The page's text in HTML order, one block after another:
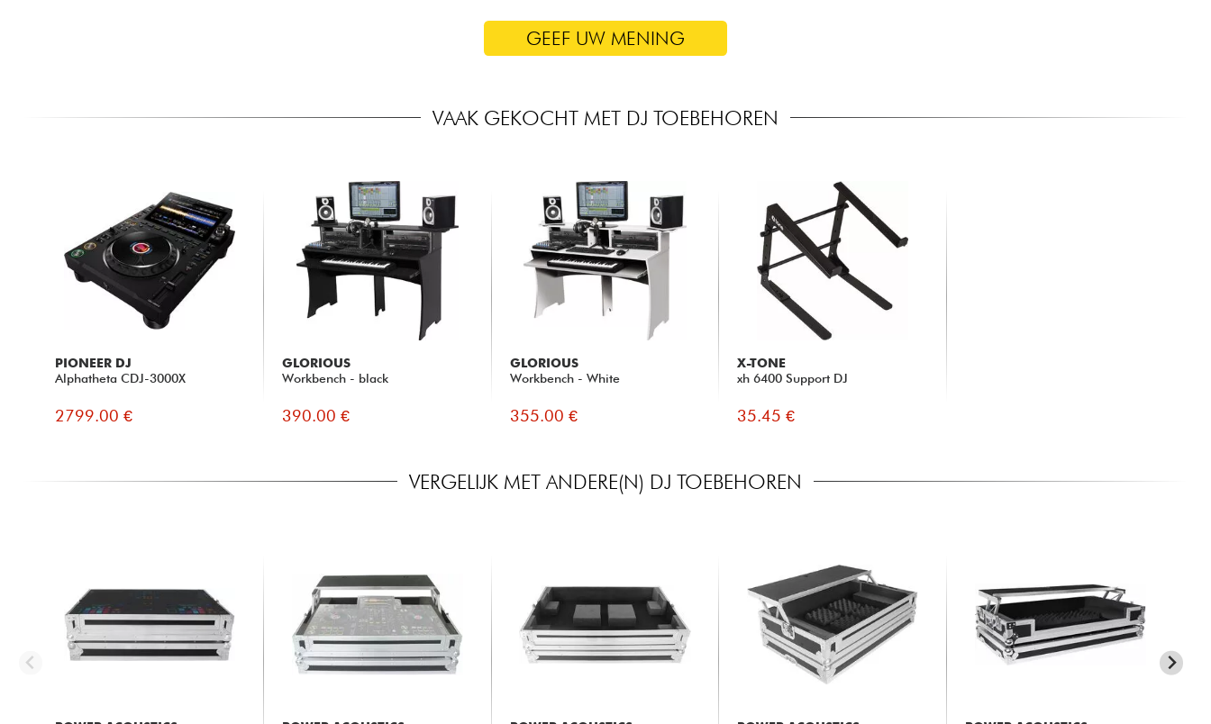
GEEF UW MENING
VAAK GEKOCHT MET DJ TOEBEHOREN
PIONEER DJ
Alphatheta CDJ-3000X
2799.00 €
GLORIOUS
Workbench - black
390.00 €
GLORIOUS
Workbench - White
355.00 €
X-TONE
xh 6400 Support DJ
35.45 €
VERGELIJK MET ANDERE(N) DJ TOEBEHOREN